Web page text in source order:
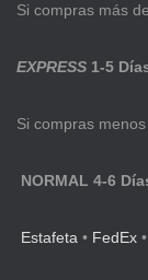
Si compras más
EXPRESS 1-5
Si compras
NORMAL 4-6
Estafeta • FedEx •